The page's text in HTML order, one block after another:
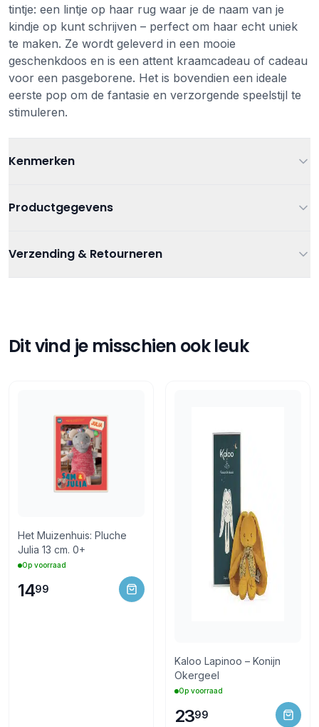
tintje: een lintje op haar rug waar je de naam van je
kindje op kunt schrijven – perfect om haar echt uniek
te maken. Ze wordt geleverd in een mooie
geschenkdoos en is een attent kraamcadeau of cadeau
voor een pasgeborene. Het is bovendien een ideale
eerste pop om de fantasie en verzorgende speelstijl te
stimuleren.
Kenmerken
Productgegevens
Artikelnummer
Categorieën Knuffels en poppen,Poppen
Verzending & Retourneren
Gratis afhalen in onze winkel
Dit vind je misschien ook leuk
Het Muizenhuis: Pluche
Julia 13 cm. 0+
Op voorraad
1499
Kaloo Lapinoo – Konijn
Okergeel
Op voorraad
2399